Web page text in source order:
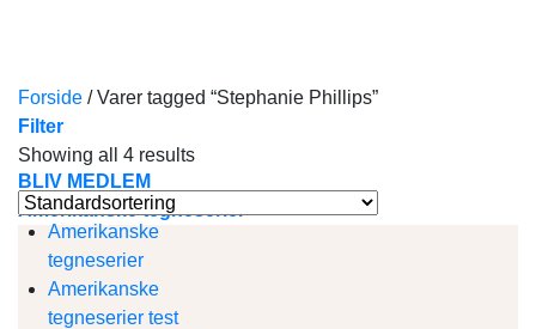
BLIV MEDLEM
Amerikanske tegneserier
Forside /Varer tagged “Stephanie Phillips”
Filter
Showing all 4 results
Amerikanske
tegneserier
Amerikanske
tegneserier test